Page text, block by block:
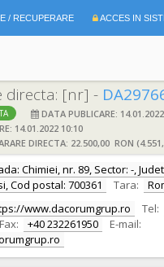
/ RECUPERARE ACCES IN
directa: [nr] -
DATA PUBLICARE:
14.01.2022 10:10
DIRECTA: 22.500,00 RON
OFERTANT
DACORUM GRUP S.R.L. CIF:
Chimiei, nr. 89, Sector: -,
Cod postal: 700361
Tara:
www.dacorumgrup.ro Tel:
Fax: +40 232261950
E-mail: